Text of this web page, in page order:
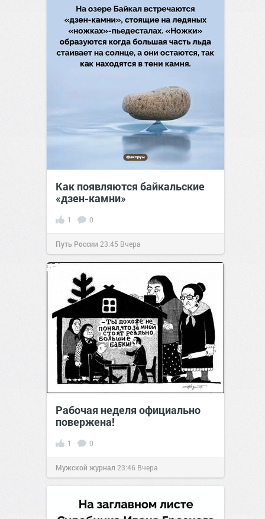
Как появляются байкальские
«дзен-камни»
1 0
Путь России 23:45 Вчера
Рабочая неделя официально
повержена!
1 0
Мужской журнал 23:46 Вчера